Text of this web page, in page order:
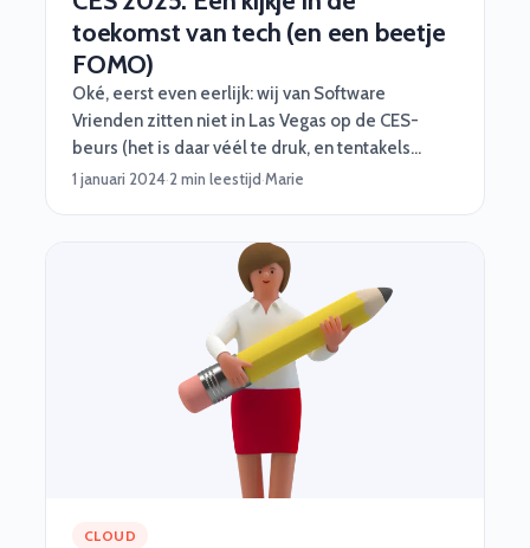
toekomst van tech (en een beetje
FOMO)
Oké, eerst even eerlijk: wij van Software
Vrienden zitten niet in Las Vegas op de CES-
beurs (het is daar véél te druk, en tentakels
passen niet lekker in vliegtuigen). Maar dat
gepresenteerd wordt. CES is dé plek waar
techbedrijven hun coolste snufjes laten zien, en
wij hebben alvast de highlights voor je op een rij
gezet. Want hé, FOMO is real.
1 januari 2024·2 min leestijd·Marie
CLOUD